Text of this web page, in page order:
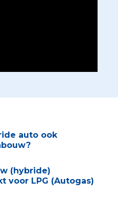
auto ook
(hybride)
voor LPG (Autogas)